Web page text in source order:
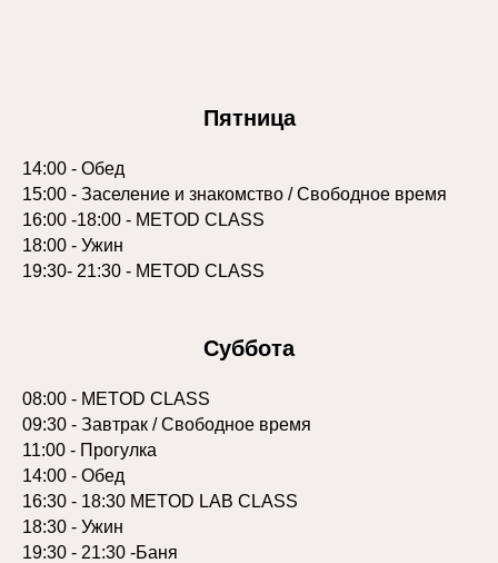
Пятница
14:00 - Обед
15:00 - Заселение и знакомство / Свободное время
16:00 -18:00 - METOD CLASS
18:00 - Ужин
19:30- 21:30 - METOD CLASS
Суббота
08:00 - METOD CLASS
09:30 - Завтрак / Свободное время
11:00 - Прогулка
14:00 - Обед
16:30 - 18:30 METOD LAB CLASS
18:30 - Ужин
19:30 - 21:30 -Баня